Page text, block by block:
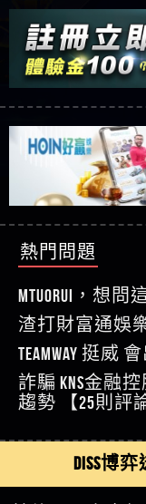
金 被M.L.Edge詐
不是詐騙
麼辦 本文教你
資金賴zg369】
真的嗎 被FLTO
被騙資金
【其他問題】
ALYWS詐騙家破
ALYWS是詐騙嗎
【其他問題】
者免費援助賴
當是真的嗎 當當
利回報被騙的家
【其他問題】
娛樂之旅
【其他問題】【
這樣挑！RTP、
【推薦博弈】這
過才知道什麼叫
【推薦博弈】
機、集鴻運玩
【其他問題】【
51,000倍數玩法
【其他問題】「
賴zg369」力智
力智投資是詐騙
回報獲利 請不要
【其他問題】
zg369】天盛商
行是真的嗎 天
招教你拿回
【其他問題】 受
大戶e點靈詐騙
點靈是不是詐騙
法出金 （大戶e
【其他問題】
費討回資金賴
是不是詐騙 弘
錢怎麼辦 本文
【其他問題】 被
詐騙手法欺詐群
KnTop是詐騙嗎 【
的錢一招拿回
【其他問題】機
【免費討回資金
機台運算專案是
被機台運算專案
回被騙資金
【其他問題】
討回資金賴zg369
騙 Hoyabit是真的
本文教你如何拿
【其他問題】
中【免費討回資
騙嗎 KS.M多元化
真的嗎 被KS.M
【其他問題】免
家 Family & Love
騙 野原家 Family &
【其他問題】元
討回資金賴
本文教你如何拿
【其他問題】被
是詐騙 M.L.Edge是
金 被M.L.Edge詐
費討回資金賴
不是詐騙
麼辦 本文教你如
【其他問題】
資金賴zg369】
真的嗎 被FLTO
【其他問題】 遇
ALYWS詐騙家破人
【其他問題】 一
好厲
【陳順堪】黑網
【黃伊珊】不推
【陳順堪】星
金
【陳順堪】黑
【玩運彩】
【asd】唬爛不
【蘇俊曄】所
【侯依揚】廢物
【傑】推代理真
回答
【王亞廷】
【王亞廷】#免費
【傑】真的
【蔡如軒】黑網
【Wei】讚
【沈樂慧】又是
【林伊依】爛死
【陳靜茹】推
【AVA娛樂城】
【陳順堪】黑網
【黃伊珊】不推
熱門問題
MTUORUi，想
渣打財富通娛
TEAMWAY 挺威
詐騙 kns金融控
趨勢 【25則評